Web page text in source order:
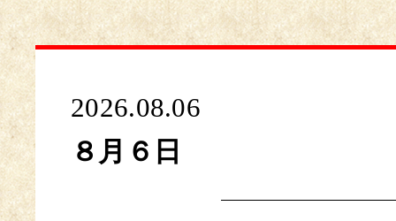
2026.08.06
８月６日